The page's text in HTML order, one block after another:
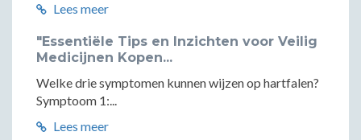
Lees meer
"Essentiële Tips en Inzichten voor Veilig
Medicijnen Kopen...
Welke drie symptomen kunnen wijzen op hartfalen?
Symptoom 1:...
Lees meer